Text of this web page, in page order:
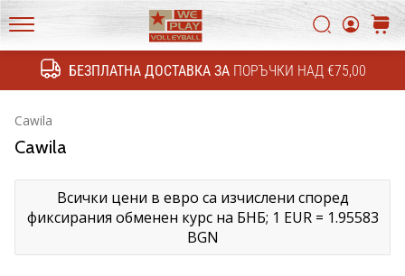
БЕЗПЛАТНА ДОСТАВКА ЗАПОРЪЧКИ НАД €75,00
WePlayVolleyball.bg
Търси
Търсене
Открий
техническите
обновления
и
дали
си
Cawila
Cawila
Всички цени в евро са изчислени според
фиксирания обменен курс на БНБ; 1 EUR = 1.95583
BGN
Filtr
Пол
Вид продукт
Подробен вид продукт
Цена